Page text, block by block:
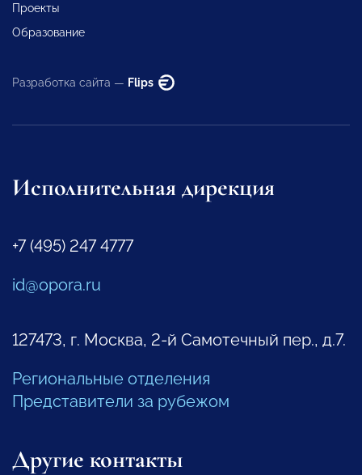
Проекты
Образование
Разработка сайта — Flips
Исполнительная дирекция
+7 (495) 247 4777
id@opora.ru
127473, г. Москва, 2-й Самотечный пер., д.7.
Региональные отделения
Представители за рубежом
Другие контакты